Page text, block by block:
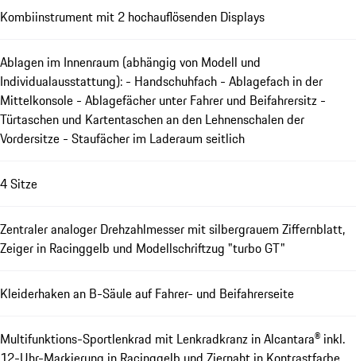
Kombiinstrument mit 2 hochauflösenden Displays
Ablagen im Innenraum (abhängig von Modell und
Individualausstattung): - Handschuhfach - Ablagefach in der
Mittelkonsole - Ablagefächer unter Fahrer und Beifahrersitz -
Türtaschen und Kartentaschen an den Lehnenschalen der
Vordersitze - Staufächer im Laderaum seitlich
4 Sitze
Zentraler analoger Drehzahlmesser mit silbergrauem Ziffernblatt,
Zeiger in Racinggelb und Modellschriftzug "turbo GT"
Kleiderhaken an B-Säule auf Fahrer- und Beifahrerseite
Multifunktions-Sportlenkrad mit Lenkradkranz in Alcantara® inkl.